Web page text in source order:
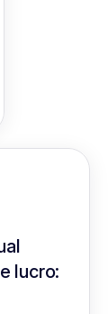
lucro: